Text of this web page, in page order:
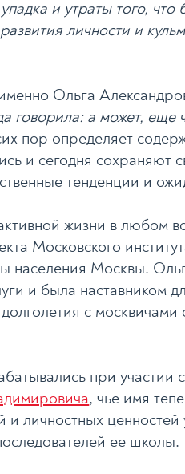
и утраты того,
личности и
Ольга
говорила: а может, еще
пор определяет
и сегодня сохраняют
тенденции и
жизни в любом
Московского
населения Москвы.
и была наставником
с москвичами
при участии
, чье имя
личностных ценностей
ее школы.